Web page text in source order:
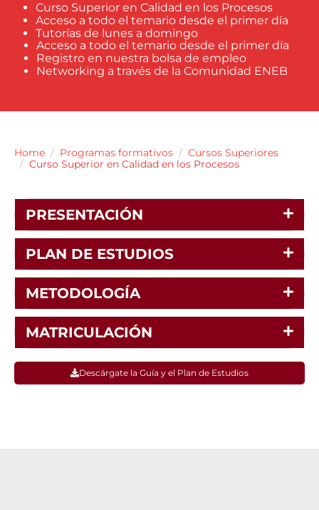
Curso Superior en Calidad en los Procesos
Acceso a todo el temario desde el primer día
Tutorías de lunes a domingo
Acceso a todo el temario desde el primer día
Registro en nuestra bolsa de empleo
Networking a través de la Comunidad ENEB
Home Programas formativos
Cursos Superiores
Curso Superior en Calidad en los Procesos
PRESENTACIÓN
PLAN DE ESTUDIOS
METODOLOGÍA
MATRICULACIÓN
Descárgate la Guía y el Plan de Estudios